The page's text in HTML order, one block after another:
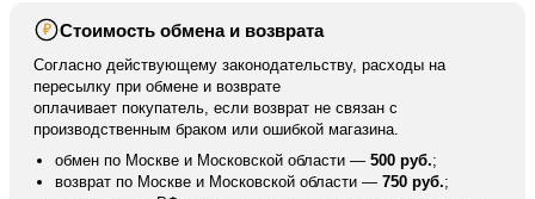
₽ Стоимость обмена и возврата
Согласно действующему законодательству, расходы на
пересылку при обмене и возврате
оплачивает покупатель, если возврат не связан с
производственным браком или ошибкой магазина.
обмен по Москве и Московской области — 500 руб.;
возврат по Москве и Московской области — 750 руб.;